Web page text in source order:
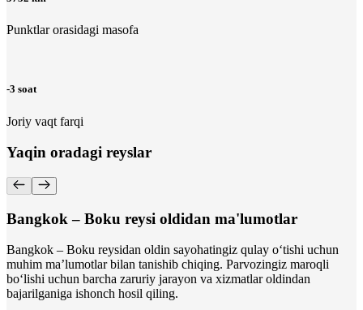
Punktlar orasidagi masofa
-3 soat
Joriy vaqt farqi
Yaqin oradagi reyslar
Bangkok – Boku reysi oldidan ma'lumotlar
Bangkok – Boku reysidan oldin sayohatingiz qulay o‘tishi uchun
muhim ma’lumotlar bilan tanishib chiqing. Parvozingiz maroqli
bo‘lishi uchun barcha zaruriy jarayon va xizmatlar oldindan
bajarilganiga ishonch hosil qiling.